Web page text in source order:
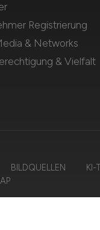
Registrierung
& Networks
& Vielfalt
BILDQUELLEN KI-